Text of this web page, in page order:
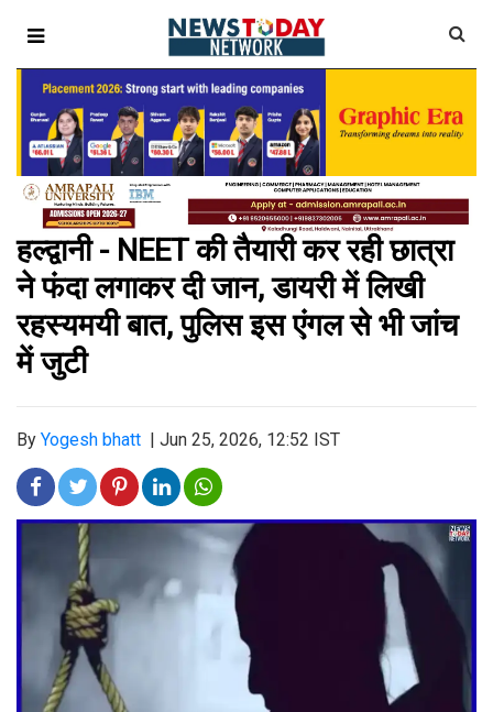
हल्द्वानी - NEET की तैयारी कर रही छात्रा
ने फंदा लगाकर दी जान, डायरी में लिखी
रहस्यमयी बात, पुलिस इस एंगल से भी जांच
में जुटी
By Yogesh bhatt Jun 25, 2026, 12:52 IST